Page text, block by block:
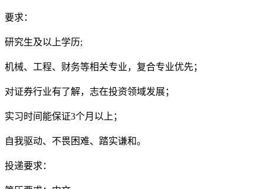
要求：
研究生及以上学历;
机械、工程、财务等相关专业，复合专业优先；
对证券行业有了解，志在投资领域发展；
实习时间能保证3个月以上；
自我驱动、不畏困难、踏实谦和。
投递要求：